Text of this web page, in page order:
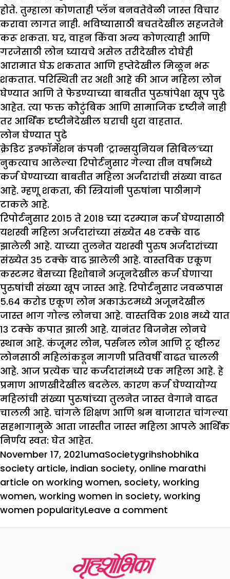
होते. तुम्हाला कोणताही प्लॅन बनवतेवेळी जास्त विचार
करावा लागत नाही. भविष्यासाठी बचतदेखील सहजतेने
करू शकता. घर, वाहन किंवा अन्य कोणत्याही आणि
गरजेसाठी लोन घ्यायचे असेल तरीदेखील दोघेही
आरामात घेऊ शकतात आणि हप्तेदेखील मिळून भरू
शकतात. परिस्थिती तर अशी आहे की आज महिला लोन
घेण्यात आणि ते फेडण्याच्या बाबतीत पुरुषांपेक्षा खूप पुढे
आहेत. त्या फक्त कौटुंबिक आणि सामाजिक दृष्टीने नाही
तर आर्थिक दृष्टीनेदेखील घराची धुरा वाहतात.
लोन घेण्यात पुढे
क्रेडिट इन्फॉर्मेशन कंपनी ‘ट्रान्सयुनियन सिबिल’च्या
नुकत्याच आलेल्या रिपोर्टनुसार गेल्या तीन वर्षांमध्ये
कर्ज घेण्याच्या बाबतीत महिला अर्जदारांची संख्या वाढत
आहे. म्हणू शकता, की स्त्रियांनी पुरुषांना पाठीमागे
टाकले आहे.
रिपोर्टनुसार २०१५ ते २०१८ च्या दरम्यान कर्ज घेण्यासाठी
यशस्वी महिला अर्जदारांच्या संख्येत ४८ टक्के वाढ
झालेली आहे. याच्या तुलनेत यशस्वी पुरुष अर्जदारांच्या
संख्येत ३५ टक्के वाढ झालेली आहे. वास्तविक एकूण
कस्टमर बेसच्या हिशोबाने अजूनदेखील कर्ज घेणाऱ्या
पुरुषांची संख्या खूप जास्त आहे. रिपोर्टनुसार जवळपास
५.६४ करोड एकूण लोन अकाऊंटमध्ये अजूनदेखील
जास्त भाग गोल्ड लोनचा आहे. वास्तविक २०१८ मध्ये यात
१३ टक्के कपात झाली आहे. यानंतर बिजनेस लोनचे
स्थान आहे. कंजूमर लोन, पर्सनल लोन आणि टू व्हीलर
लोनसाठी महिलांकडून मागणी प्रतिवर्षी वाढत चालली
आहे. आज प्रत्येक चार कर्जदारांमध्ये एक महिला आहे. हे
प्रमाण आणखीदेखील बदलेल. कारण कर्ज घेण्यायोग्य
महिलांची संख्या पुरुषांच्या तुलनेत जास्त वेगाने वाढत
चालली आहे. चांगले शिक्षण आणि श्रम बाजारात चांगल्या
सहभागामुळे आता जास्तीत जास्त महिला आपले आर्थिक
निर्णय स्वत: घेत आहेत.
Posted
on
November 17, 2021Author
umaCategories
SocietyTags
grihshobhika
society article, indian society, online marathi
article on working women, society, working
women, working women in society, working
women popularityLeave a comment